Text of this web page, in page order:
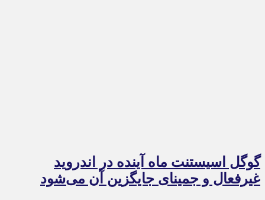
گوگل اسیستنت ماه آینده در اندروید
غیرفعال و جمینای جایگزین آن می‌شود